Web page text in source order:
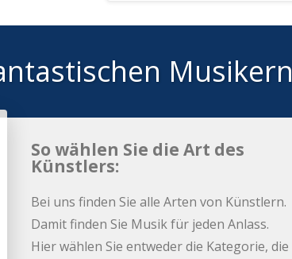
Musikern
So wählen Sie die Art des
Künstlers:
Bei uns finden Sie alle Arten von Künstlern.
Damit finden Sie Musik für jeden Anlass.
Hier wählen Sie entweder die Kategorie, die